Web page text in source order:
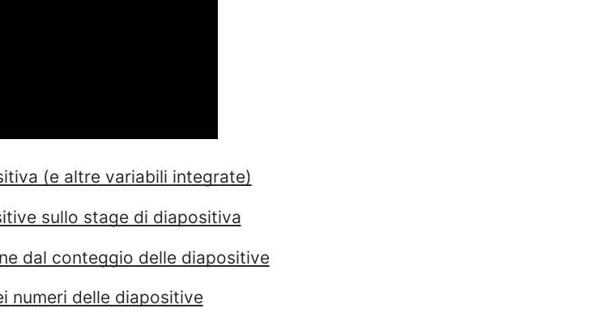
(e altre variabili integrate)
sullo stage di diapositiva
dal conteggio delle diapositive
numeri delle diapositive